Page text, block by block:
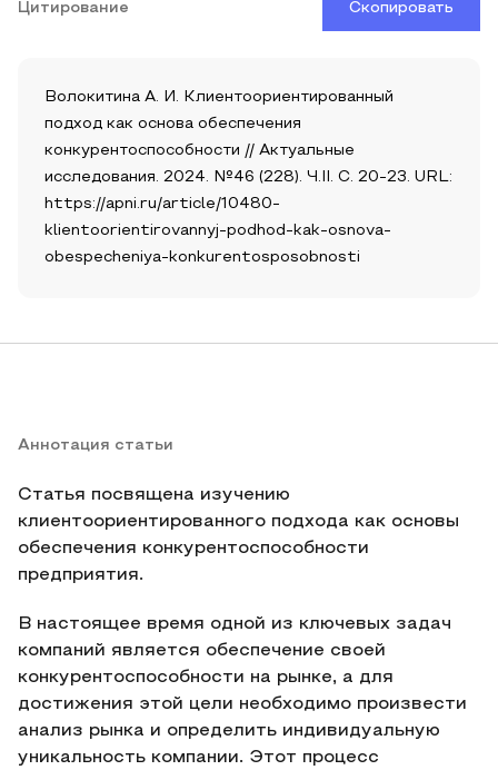
Цитирование Скопировать
Волокитина А. И. Клиентоориентированный
подход как основа обеспечения
конкурентоспособности // Актуальные
исследования. 2024. №46 (228). Ч.II. С. 20-23. URL:
https://apni.ru/article/10480-
klientoorientirovannyj-podhod-kak-osnova-
obespecheniya-konkurentosposobnosti
Аннотация статьи
Статья посвящена изучению
клиентоориентированного подхода как основы
обеспечения конкурентоспособности
предприятия.
В настоящее время одной из ключевых задач
компаний является обеспечение своей
конкурентоспособности на рынке, а для
достижения этой цели необходимо произвести
анализ рынка и определить индивидуальную
уникальность компании. Этот процесс